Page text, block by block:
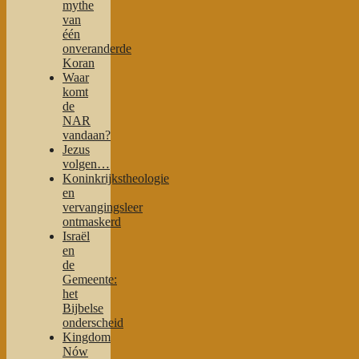
mythe
van
één
onveranderde
Koran
Waar
komt
de
NAR
vandaan?
Jezus
volgen…
Koninkrijkstheologie
en
vervangingsleer
ontmaskerd
Israël
en
de
Gemeente:
het
Bijbelse
onderscheid
Kingdom
Nów